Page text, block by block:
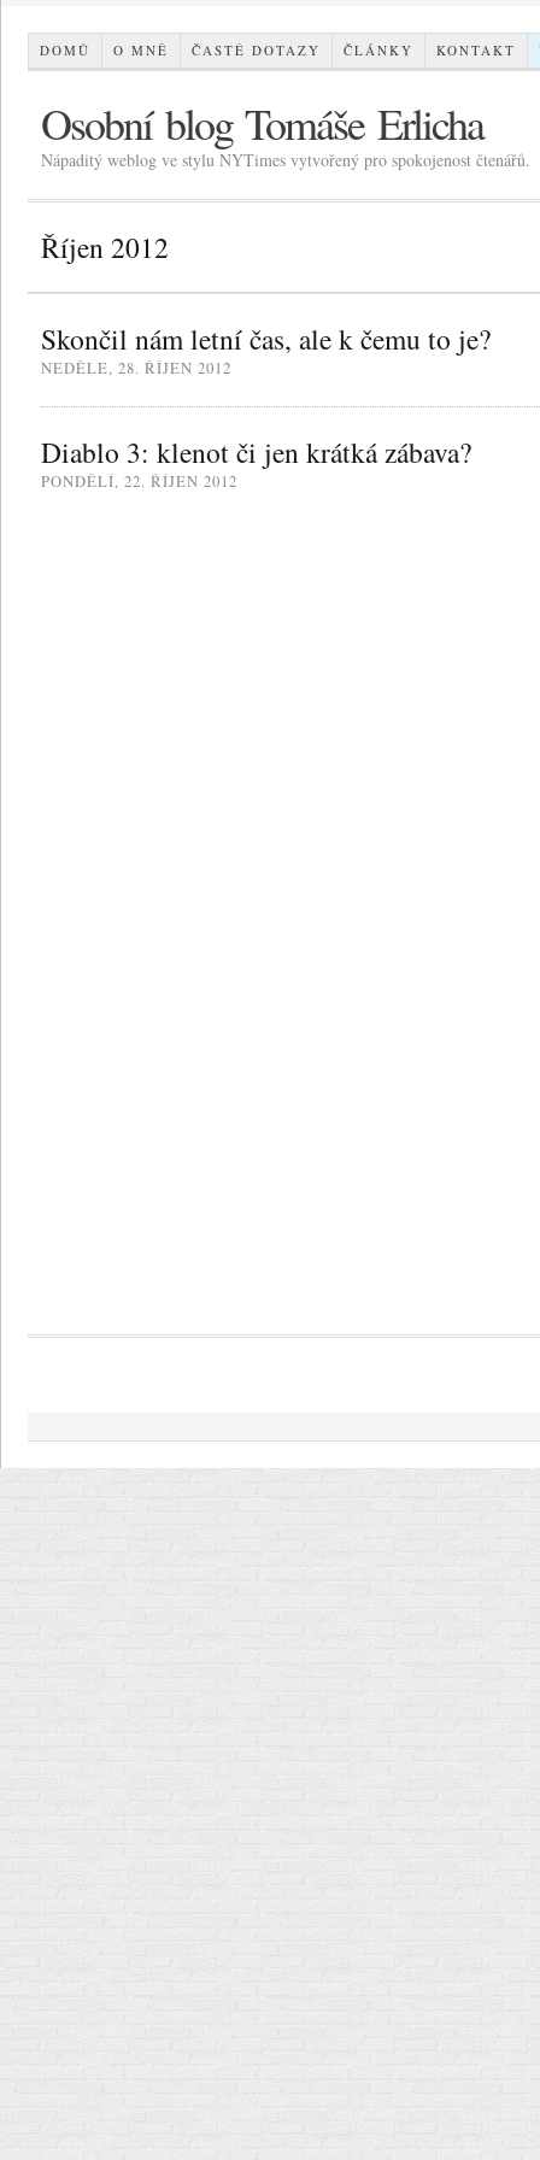
DOMŮ O MNĚ ČASTÉ DOTAZY ČLÁNKY KONTAKT
Osobní blog Tomáše Erlicha
Nápaditý weblog ve stylu NYTimes vytvořený pro spokojenost čtenářů.
Říjen 2012
Skončil nám letní čas, ale k čemu to je?
NEDĚLE, 28. ŘÍJEN 2012
Diablo 3: klenot či jen krátká zábava?
PONDĚLÍ, 22. ŘÍJEN 2012